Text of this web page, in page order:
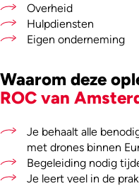
Overheid
Hulpdiensten
Eigen onderneming
Waarom deze
ROC van
Je behaalt alle
met drones binnen
Begeleiding nodig
Je leert veel in de